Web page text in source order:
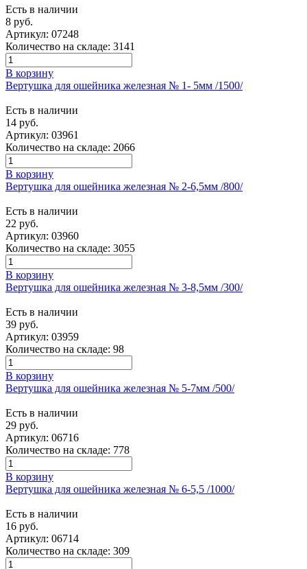
Есть в наличии
8 руб.
Артикул: 07248
Количество на складе: 3141
В корзину
Вертушка для ошейника железная № 1- 5мм /1500/
Есть в наличии
14 руб.
Артикул: 03961
Количество на складе: 2066
В корзину
Вертушка для ошейника железная № 2-6,5мм /800/
Есть в наличии
22 руб.
Артикул: 03960
Количество на складе: 3055
В корзину
Вертушка для ошейника железная № 3-8,5мм /300/
Есть в наличии
39 руб.
Артикул: 03959
Количество на складе: 98
В корзину
Вертушка для ошейника железная № 5-7мм /500/
Есть в наличии
29 руб.
Артикул: 06716
Количество на складе: 778
В корзину
Вертушка для ошейника железная № 6-5,5 /1000/
Есть в наличии
16 руб.
Артикул: 06714
Количество на складе: 309